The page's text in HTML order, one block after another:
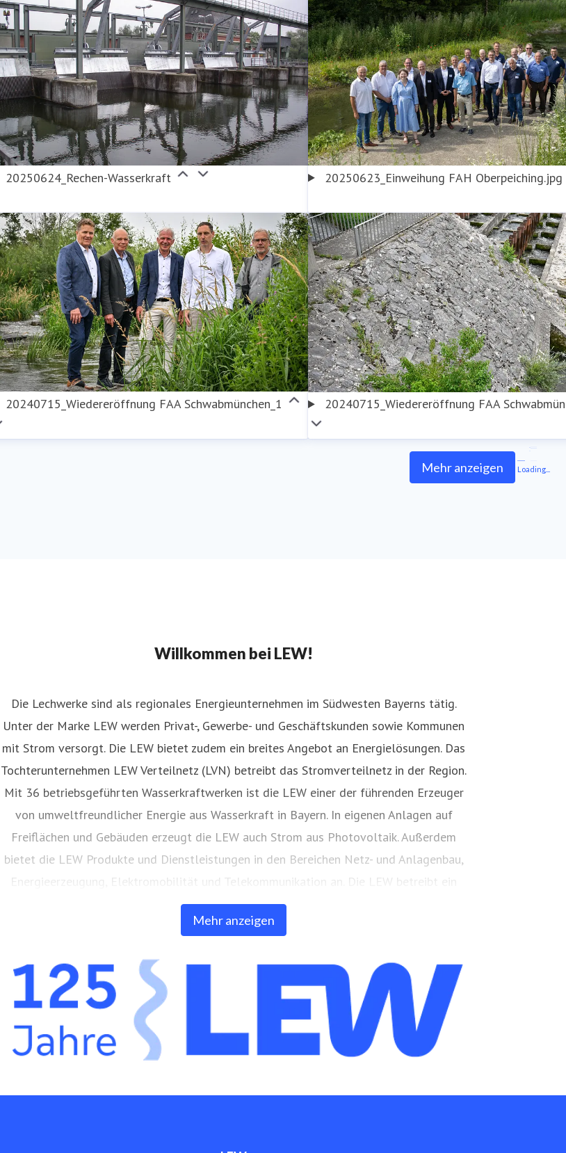
20250624_Rechen-Wasserkraft 20250623_Einweihung FAH Oberpeiching.jpg
20240715_Wiedereröffnung FAA Schwabmünchen_1 20240715_Wiedereröffnung FAA
Mehr anzeigen Loading...
Willkommen bei LEW!
Mehr anzeigen
Die Lechwerke sind als regionales Energieunternehmen im Südwesten Bayerns tätig.
Unter der Marke LEW werden Privat-, Gewerbe- und Geschäftskunden sowie Kommunen
mit Strom versorgt. Die LEW bietet zudem ein breites Angebot an Energielösungen. Das
Tochterunternehmen LEW Verteilnetz (LVN) betreibt das Stromverteilnetz in der Region.
Mit 36 betriebsgeführten Wasserkraftwerken ist die LEW einer der führenden Erzeuger
von umweltfreundlicher Energie aus Wasserkraft in Bayern. In eigenen Anlagen auf
Freiflächen und Gebäuden erzeugt die LEW auch Strom aus Photovoltaik. Außerdem
bietet die LEW Produkte und Dienstleistungen in den Bereichen Netz- und Anlagenbau,
Energieerzeugung, Elektromobilität und Telekommunikation an. Die LEW betreibt ein
eigenes, über 9.000 Kilometer langes Glasfasernetz in der Region.